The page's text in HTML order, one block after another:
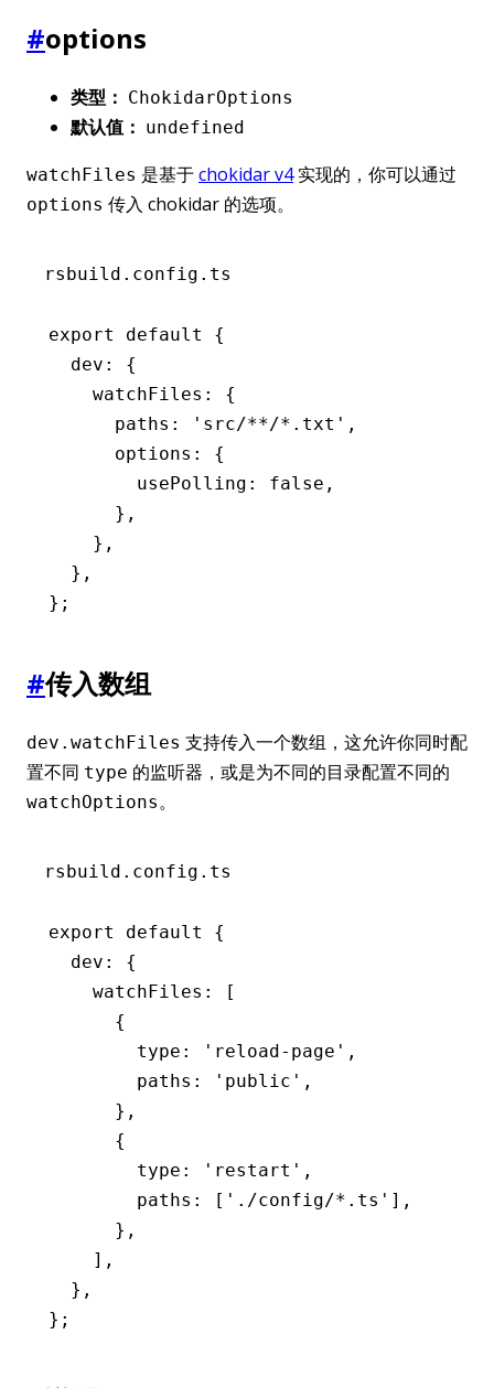
#options
类型： ChokidarOptions
默认值： undefined
watchFiles 是基于chokidar v4实现的，你可以通过
options 传入 chokidar 的选项。
rsbuild.config.ts
export default
{
  dev
:
{
    watchFiles
:
{
      paths
: 'src/**/*.txt' ,
      options
:
{
        usePolling
: false ,
      }
,
    }
,
  }
,
};
#传入数组
dev.watchFiles 支持传入一个数组，这允许你同时配
置不同 type 的监听器，或是为不同的目录配置不同的
watchOptions。
rsbuild.config.ts
export default
{
  dev
:
{
    watchFiles
:
[
      {
        type
: 'reload-page' ,
        paths
: 'public' ,
      }
,
      {
        type
: 'restart' ,
        paths
: [ './config/*.ts' ] ,
      }
,
    ]
,
  }
,
};